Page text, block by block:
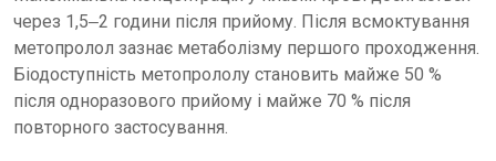
через 1,5‒2 години після прийому. Після всмоктування
метопролол зазнає метаболізму першого проходження.
Біодоступність метопрололу становить майже 50 %
після одноразового прийому і майже 70 % після
повторного застосування.